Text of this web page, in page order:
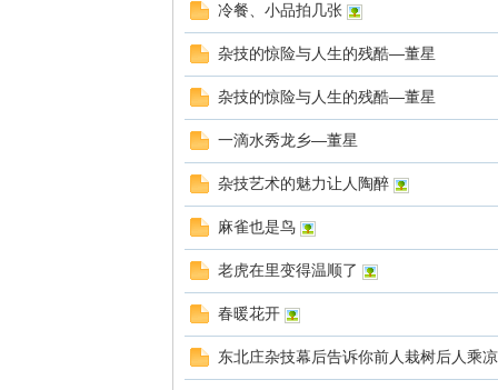
冷餐、小品拍几张
杂技的惊险与人生的残酷—董星
杂技的惊险与人生的残酷—董星
一滴水秀龙乡—董星
杂技艺术的魅力让人陶醉
麻雀也是鸟
老虎在里变得温顺了
春暖花开
东北庄杂技幕后告诉你前人栽树后人乘